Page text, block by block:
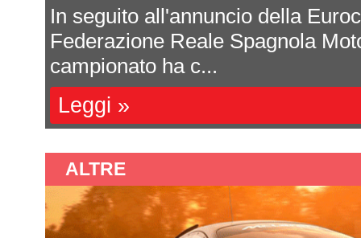
In seguito all'annuncio della
Federazione Reale Spagnola
campionato ha c...
Leggi »
ALTRE